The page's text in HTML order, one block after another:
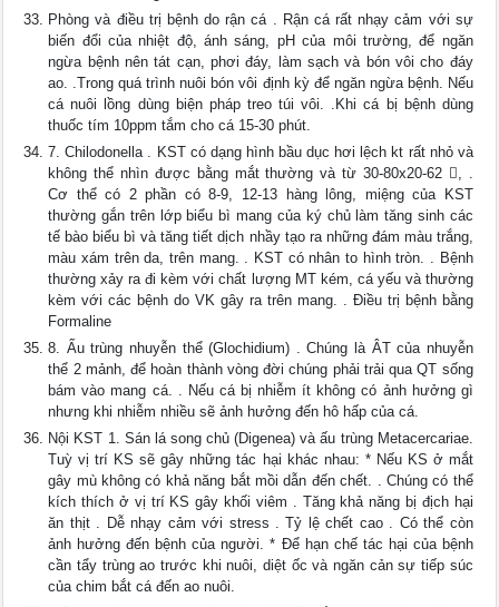
Phòng và điều trị bệnh do rận cá . Rận cá rất nhạy cảm với sự
biến đổi của nhiệt độ, ánh sáng, pH của môi trường, để ngăn
ngừa bệnh nên tát cạn, phơi đáy, làm sạch và bón vôi cho đáy
ao. .Trong quá trình nuôi bón vôi định kỳ để ngăn ngừa bệnh. Nếu
cá nuôi lồng dùng biện pháp treo túi vôi. .Khi cá bị bệnh dùng
thuốc tím 10ppm tắm cho cá 15-30 phút.
7. Chilodonella . KST có dạng hình bầu dục hơi lệch kt rất nhỏ và
không thể nhìn được bằng mắt thường và từ 30-80x20-62 , .
Cơ thể có 2 phần có 8-9, 12-13 hàng lông, miệng của KST
thường gắn trên lớp biểu bì mang của ký chủ làm tăng sinh các
tế bào biểu bì và tăng tiết dịch nhầy tạo ra những đám màu trắng,
màu xám trên da, trên mang. . KST có nhân to hình tròn. . Bệnh
thường xảy ra đi kèm với chất lượng MT kém, cá yếu và thường
kèm với các bệnh do VK gây ra trên mang. . Điều trị bệnh bằng
Formaline
8. Ấu trùng nhuyễn thể (Glochidium) . Chúng là ÂT của nhuyễn
thể 2 mảnh, để hoàn thành vòng đời chúng phải trải qua QT sống
bám vào mang cá. . Nếu cá bị nhiễm ít không có ảnh hưởng gì
nhưng khi nhiễm nhiều sẽ ảnh hưởng đến hô hấp của cá.
Nội KST 1. Sán lá song chủ (Digenea) và ấu trùng Metacercariae.
Tuỳ vị trí KS sẽ gây những tác hại khác nhau: * Nếu KS ở mắt
gây mù không có khả năng bắt mồi dẫn đến chết. . Chúng có thể
kích thích ở vị trí KS gây khối viêm . Tăng khả năng bị địch hại
ăn thịt . Dễ nhạy cảm với stress . Tỷ lệ chết cao . Có thể còn
ảnh hưởng đến bệnh của người. * Để hạn chế tác hại của bệnh
cần tẩy trùng ao trước khi nuôi, diệt ốc và ngăn cản sự tiếp súc
của chim bắt cá đến ao nuôi.